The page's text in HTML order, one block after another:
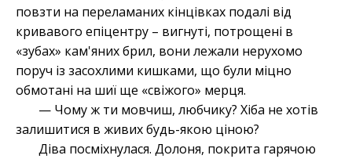
повзти на переламаних кінцівках подалі від
кривавого епіцентру – вигнуті, потрощені в
«зубах» кам'яних брил, вони лежали нерухомо
поруч із засохлими кишками, що були міцно
обмотані на шиї ще «свіжого» мерця.
— Чому ж ти мовчиш, любчику? Хіба не хотів
залишитися в живих будь-якою ціною?
Діва посміхнулася. Долоня, покрита гарячою